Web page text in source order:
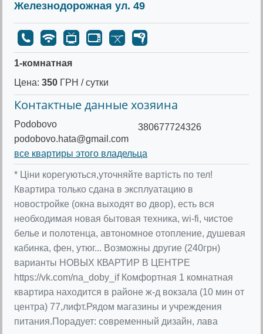
Железнодорожная ул. 49
1-комнатная
Цена: 350 ГРН / сутки
Контактные данные хозяина
Podobovo
podobovo.hata@gmail.com
380677724326
все квартиры этого владельца
* Ціни корегуються,уточняйте вартість по тел!
Квартира только сдана в эксплуатацию в
новостройке (окна выходят во двор), есть вся
необходимая новая бытовая техника, wi-fi, чистое
белье и полотенца, автономное отопление, душевая
кабинка, фен, утюг... Возможны другие (240грн)
варианты НОВЫХ КВАРТИР В ЦЕНТРЕ
https://vk.com/na_doby_if Комфортная 1 комнатная
квартира находится в районе ж-д вокзала (10 мин от
центра) 77,лифт.Рядом магазины и учреждения
питания.Порадует: современный дизайн, лава